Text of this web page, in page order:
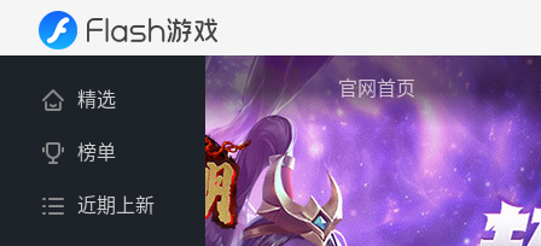
官网首页
精选
榜单
近期上新